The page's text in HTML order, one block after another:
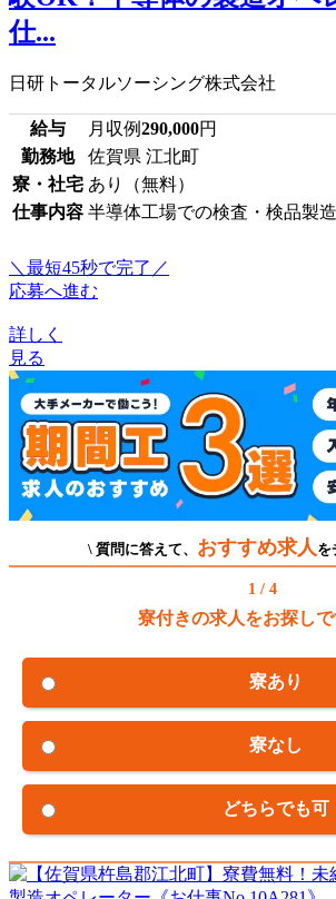
仕...
日研トータルソーシング株式会社
給与 月収例290,000円
勤務地
佐賀県 江北町
寮・社宅 あり（無料）
仕事内容 半導体工場での検査・検品製
＼最短45秒で完了／
応募へ進む
詳しく
見る
\ 質問に答えて、 おすすめ求人 を
1 / 4
寮付きの求人をお探しで
寮あり
寮なし
どちらでも可